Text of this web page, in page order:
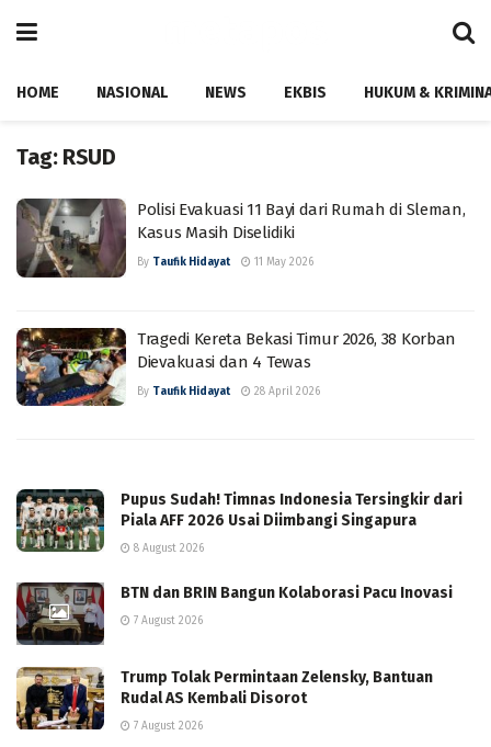
HOME NASIONAL NEWS EKBIS HUKUM &
Tag: RSUD
Polisi Evakuasi 11 Bayi dari Rumah di Sleman,
Kasus Masih Diselidiki
By Taufik Hidayat 11 May 2026
Tragedi Kereta Bekasi Timur 2026, 38 Korban
Dievakuasi dan 4 Tewas
By Taufik Hidayat 28 April 2026
Pupus Sudah! Timnas Indonesia Tersingkir dari
Piala AFF 2026 Usai Diimbangi Singapura
8 August 2026
BTN dan BRIN Bangun Kolaborasi Pacu Inovasi
7 August 2026
Trump Tolak Permintaan Zelensky, Bantuan
Rudal AS Kembali Disorot
7 August 2026